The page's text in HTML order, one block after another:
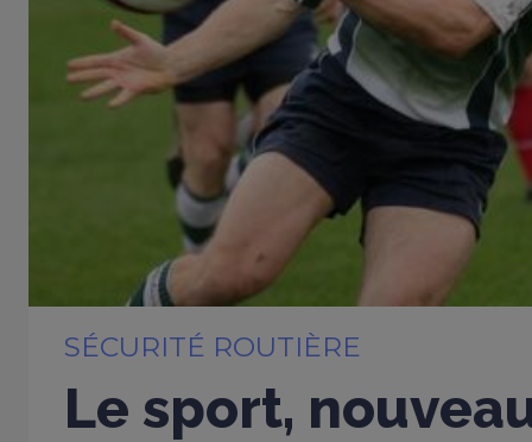
SÉCURITÉ ROUTIÈRE
Le sport,